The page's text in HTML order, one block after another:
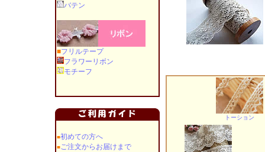
バテン
■フリルテープ
フラワーリボン
モチーフ
■初めての方へ
■ご注文からお届けまで
トーション